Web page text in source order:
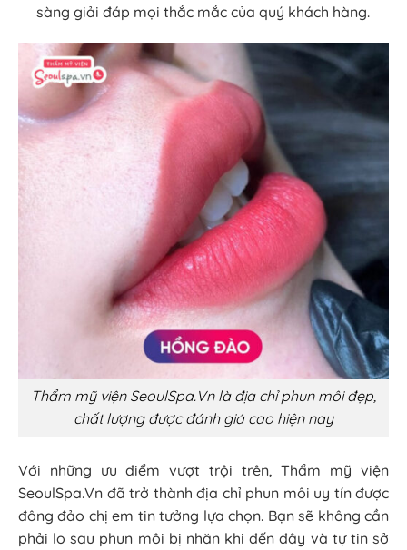
sàng giải đáp mọi thắc mắc của quý khách hàng.
Thẩm mỹ viện SeoulSpa.Vn là địa chỉ phun môi đẹp,
chất lượng được đánh giá cao hiện nay
Với những ưu điểm vượt trội trên, Thẩm mỹ viện
SeoulSpa.Vn đã trở thành địa chỉ phun môi uy tín được
đông đảo chị em tin tưởng lựa chọn. Bạn sẽ không cần
phải lo sau phun môi bị nhăn khi đến đây và tự tin sở